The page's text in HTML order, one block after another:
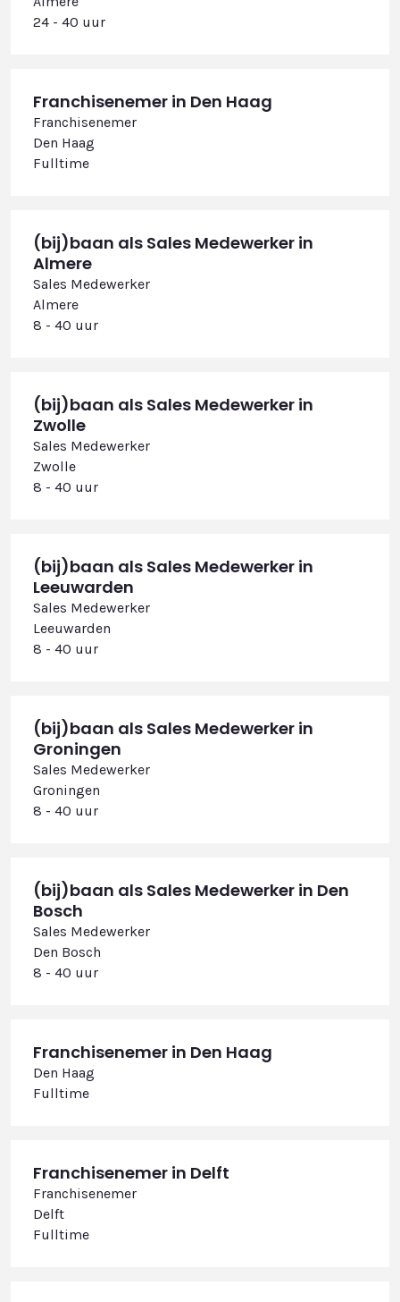
24 - 40 uur
Franchisenemer in Den Haag
Franchisenemer
Den Haag
Fulltime
(bij)baan als Sales Medewerker in
Almere
Sales Medewerker
Almere
8 - 40 uur
(bij)baan als Sales Medewerker in
Zwolle
Sales Medewerker
Zwolle
8 - 40 uur
(bij)baan als Sales Medewerker in
Leeuwarden
Sales Medewerker
Leeuwarden
8 - 40 uur
(bij)baan als Sales Medewerker in
Groningen
Sales Medewerker
Groningen
8 - 40 uur
(bij)baan als Sales Medewerker in Den
Bosch
Sales Medewerker
Den Bosch
8 - 40 uur
Franchisenemer in Den Haag
Den Haag
Fulltime
Franchisenemer in Delft
Franchisenemer
Delft
Fulltime